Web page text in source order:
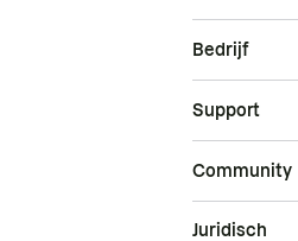
Bedrijf
Support
Community
Juridisch